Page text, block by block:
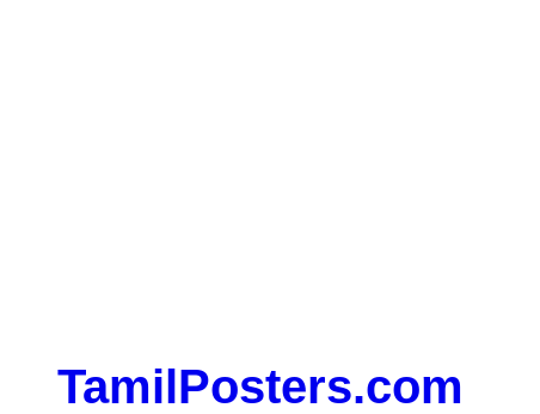
TamilPosters.com